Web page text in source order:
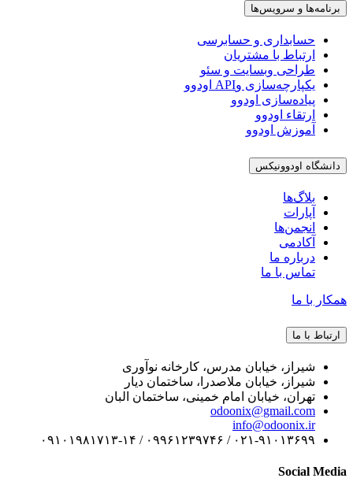
برنامه‌ها و سرویس‌ها
حسابداری و حسابرسی
ارتباط با مشتریان
طراحی وبسایت و سئو
یکپارچه‌سازی وAPI اودوو
پیاده‌سازی اودوو
ارتقاء اودوو
آموزش اودوو
دانشگاه اودوونیکس
بلاگ‌ها
آپارات
انجمن‌ها
آکادمی
درباره ما
تماس با ما
همکار با ما
ارتباط با ما
شیراز، خیابان مدرس، کارخانه نوآوری
شیراز، خیابان ملاصدرا، ساختمان دیار
تهران، خیابان امام خمینی، ساختمان البان
odoonix@gmail.com
info@odoonix.ir
۰۲۱-۹۱۰۱۳۶۹۹ / ۰۹۹۶۱۲۳۹۷۴۶ / ۰۹۱۰۱۹۸۱۷۱۳-۱۴
Social Media